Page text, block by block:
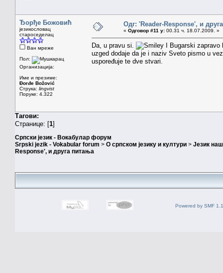
Ђорђе Божовић
језикословац
староседелац
Ван мреже
Пол:
Организација:
Име и презиме:
Đorđe Božović
Струка: lingvist
Поруке: 4.322
Одг: 'Reader-Response', и
« Одговор #11 у: 00.31 ч. 18.07.2009. »
Da, u pravu si.
I Bugarski zapravo
uzged dodaje da je i naziv Sveto pismo u
uspoređuje te dve stvari.
Тагови:
Странице: [1]
Српски језик - Вокабулар форум
Srpski jezik - Vokabular forum > О српском језику и култури > Језик
Response', и друга питања
Powered by SMF